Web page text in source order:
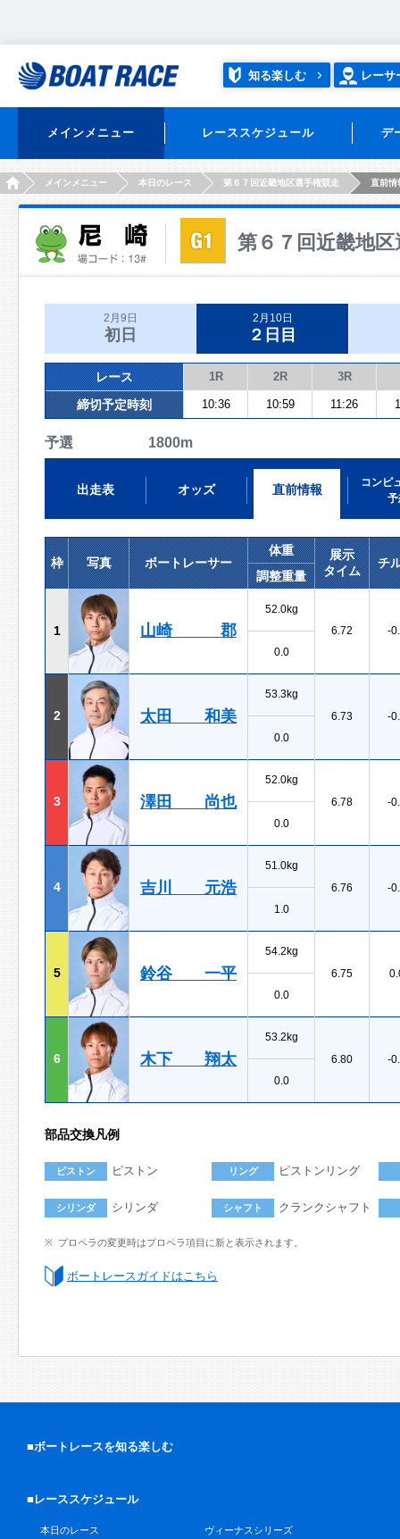
知る楽しむ レーサ
メインメニュー レーススケジュール デ
HOMEメインメニュー 本日のレース 第６７回近畿地区選手権競走 直前情
第６７回近畿地
2月9日
初日
2月10日
２日目
レース 1R 2R 3R
締切予定時刻 10:36 10:59 11:26
予選 1800m
出走表 オッズ 直前情報
コンピ
予
枠 写真 ボートレーサー
体重
展示
タイム
チ
調整重量
1 山崎 郡
52.0kg
6.72
-
0.0
2 太田 和美
53.3kg
6.73
-
0.0
3 澤田 尚也
52.0kg
6.78
-
0.0
4 吉川 元浩
51.0kg
6.76
-
1.0
5 鈴谷 一平
54.2kg
6.75
0.0
6 木下 翔太
53.2kg
6.80
-
0.0
部品交換凡例
ピストン ピストン リング ピストンリング
シリンダ シリンダ シャフト クランクシャフト
プロペラの変更時はプロペラ項目に新と表示されます。
ボートレースガイドはこちら
■ボートレースを知る楽しむ
■レーススケジュール
本日のレース
ヴィーナスシリーズ